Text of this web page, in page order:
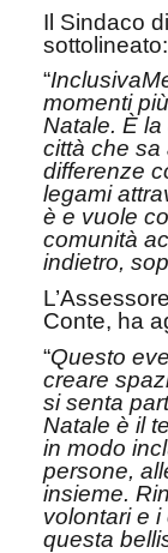
Il Sindaco
sottolineato:
“
momenti
Natale. È
città che sa
differenze
legami
è e vuole
comunità
indietro,
Conte, ha
“Questo
creare
si senta
Natale è il
in modo
persone,
insieme.
volontari e
questa